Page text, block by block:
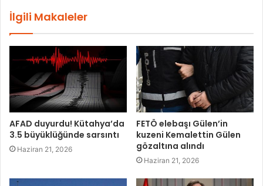
İlgili Makaleler
AFAD duyurdu! Kütahya’da
3.5 büyüklüğünde sarsıntı
Haziran 21, 2026
FETÖ elebaşı Gülen’in
kuzeni Kemalettin Gülen
gözaltına alındı
Haziran 21, 2026